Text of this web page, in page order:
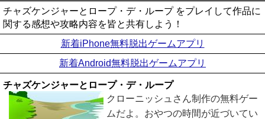
チャズケンジャーとロープ・デ・ループ をプレイして作品に
関する感想や攻略内容を皆と共有しよう！
新着iPhone無料脱出ゲームアプリ
新着Android無料脱出ゲームアプリ
チャズケンジャーとロープ・デ・ループ
クローニッシュさん制作の無料ゲー
ムだよ。おやつの時間が近づいてい